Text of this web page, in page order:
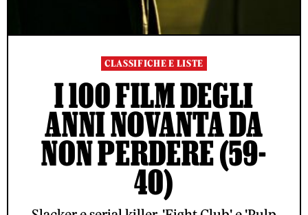
CLASSIFICHE E LISTE
I 100 FILM DEGLI
ANNI NOVANTA DA
NON PERDERE (59-
40)